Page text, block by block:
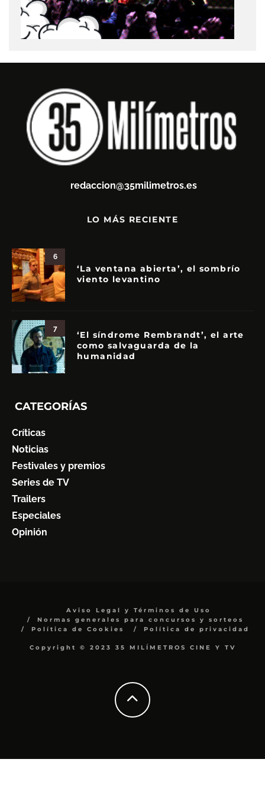
redaccion@35milimetros.es
LO MÁS RECIENTE
6
‘La ventana abierta’, el sombrío
viento levantino
7
‘El síndrome Rembrandt’, el arte
como salvaguarda de la
humanidad
CATEGORÍAS
Críticas
Noticias
Festivales y premios
Series de TV
Trailers
Especiales
Opinión
Aviso Legal y Términos de Uso
Normas generales para concursos y sorteos
Política de Cookies
Política de privacidad
Copyright © 2023 35 MILÍMETROS CINE Y TV